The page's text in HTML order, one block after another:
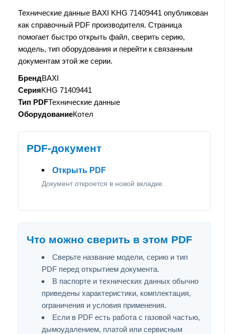
Технические данные BAXI KHG 71409441 опубликован
как справочный PDF производителя. Страница
помогает быстро открыть файл, сверить серию,
модель, тип оборудования и перейти к связанным
документам этой же серии.
БрендBAXI
СерияKHG 71409441
Тип PDFТехнические данные
ОборудованиеКотел
PDF-документ
Открыть PDF
Документ откроется в новой вкладке.
Что можно сверить в этом PDF
Сверьте название модели, серию и тип
PDF перед открытием документа.
В паспорте и технических данных обычно
приведены характеристики, комплектация,
ограничения и условия применения.
Если в PDF есть работа с газовой частью,
дымоудалением, платой или сервисным